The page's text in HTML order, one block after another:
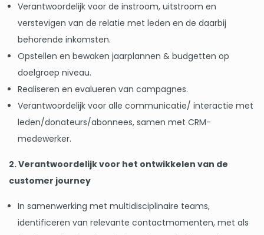
Verantwoordelijk voor de instroom, uitstroom en
verstevigen van de relatie met leden en de daarbij
behorende inkomsten.
Opstellen en bewaken jaarplannen & budgetten op
doelgroep niveau.
Realiseren en evalueren van campagnes.
Verantwoordelijk voor alle communicatie/ interactie met
leden/donateurs/abonnees, samen met CRM-
medewerker.
2. Verantwoordelijk voor het ontwikkelen van de
customer journey
In samenwerking met multidisciplinaire teams,
identificeren van relevante contactmomenten, met als